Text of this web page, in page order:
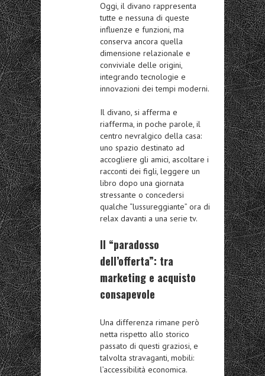
Oggi, il divano rappresenta
tutte e nessuna di queste
influenze e funzioni, ma
conserva ancora quella
dimensione relazionale e
conviviale delle origini,
integrando tecnologie e
innovazioni dei tempi moderni.
Il divano, si afferma e
riafferma, in poche parole, il
centro nevralgico della casa:
uno spazio destinato ad
accogliere gli amici, ascoltare i
racconti dei figli, leggere un
libro dopo una giornata
stressante o concedersi
qualche “lussureggiante” ora di
relax davanti a una serie tv.
Il “paradosso
dell’offerta”: tra
marketing e acquisto
consapevole
Una differenza rimane però
netta rispetto allo storico
passato di questi graziosi, e
talvolta stravaganti, mobili:
l’accessibilità economica.